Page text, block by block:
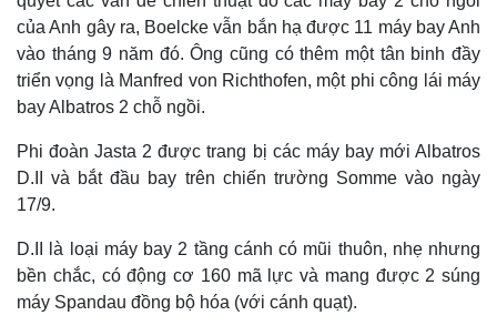
Pháp luật
Vụ án
Tin nóng
Quân sự - Quốc phòng
Vũ khí
của Anh gây ra, Boelcke vẫn bắn hạ được 11 máy bay Anh
vào tháng 9 năm đó. Ông cũng có thêm một tân binh đầy
triển vọng là Manfred von Richthofen, một phi công lái máy
bay Albatros 2 chỗ ngồi.
Phi đoàn Jasta 2 được trang bị các máy bay mới Albatros
D.II và bắt đầu bay trên chiến trường Somme vào ngày
17/9.
D.II là loại máy bay 2 tầng cánh có mũi thuôn, nhẹ nhưng
bền chắc, có động cơ 160 mã lực và mang được 2 súng
máy Spandau đồng bộ hóa (với cánh quạt).